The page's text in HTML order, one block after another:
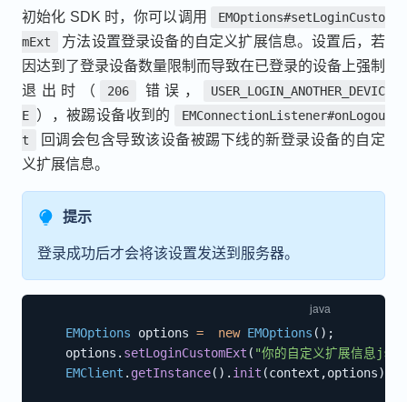
初始化 SDK 时，你可以调用
EMOptions#setLoginCusto
mExt
方法设置登录设备的自定义扩展信息。设置后，若
因达到了登录设备数量限制而导致在已登录的设备上强制
退出时（
206 错误，
USER_LOGIN_ANOTHER_DEVIC
E ），被踢设备收到的
EMConnectionListener#onLogou
t
回调会包含导致该设备被踢下线的新登录设备的自定
义扩展信息。
提示
登录成功后才会将该设置发送到服务器。
EMOptions options = new EMOptions ( ) ;
    options
. setLoginCustomExt ( "你的自定义扩展信息
EMClient . getInstance( ) . init (context ,options)